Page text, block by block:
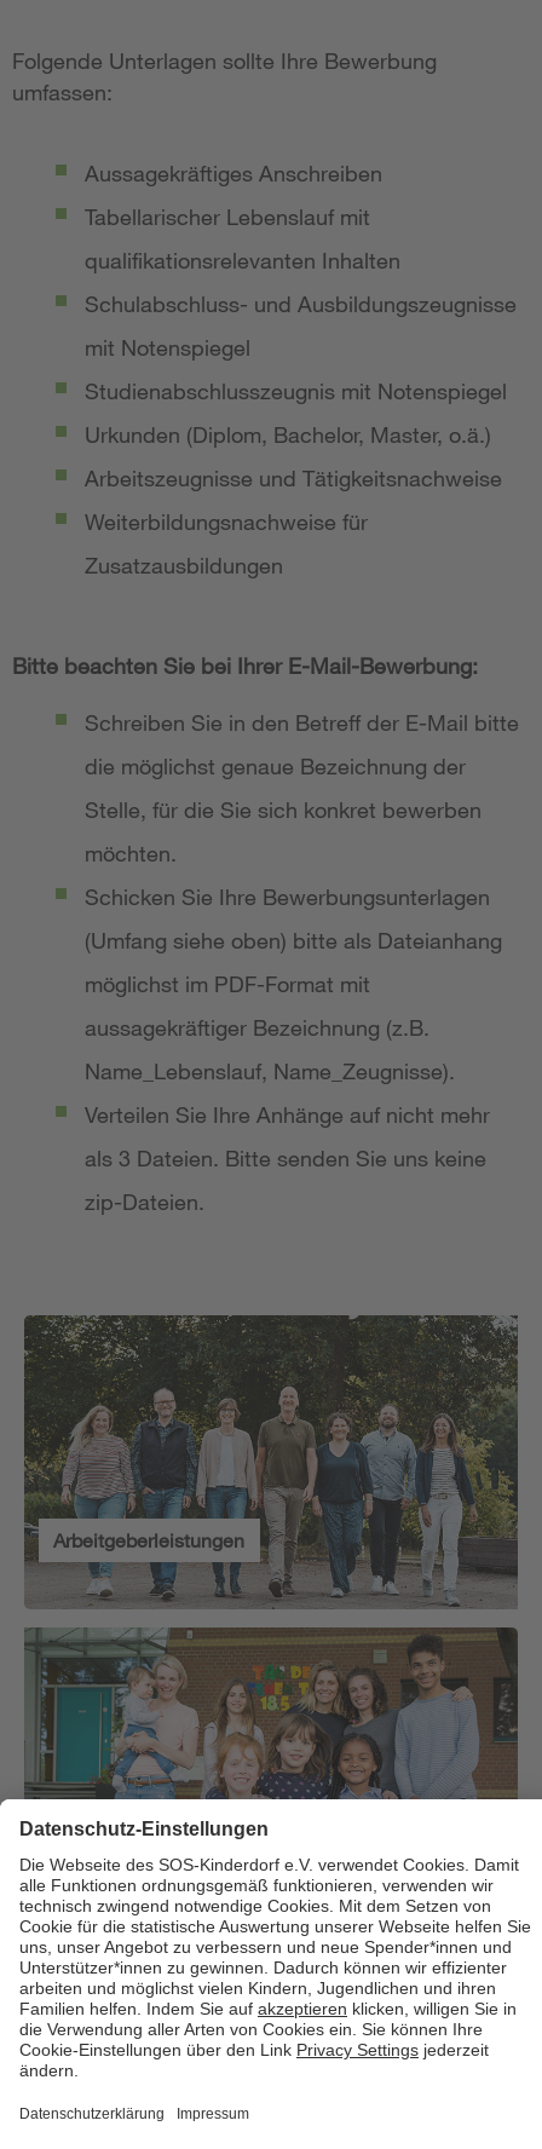
Folgende Unterlagen sollte Ihre Bewerbung
umfassen:
Aussagekräftiges Anschreiben
Tabellarischer Lebenslauf mit
qualifikationsrelevanten Inhalten
Schulabschluss- und Ausbildungszeugnisse
mit Notenspiegel
Studienabschlusszeugnis mit Notenspiegel
Urkunden (Diplom, Bachelor, Master, o.ä.)
Arbeitszeugnisse und Tätigkeitsnachweise
Weiterbildungsnachweise für
Zusatzausbildungen
Bitte beachten Sie bei Ihrer E-Mail-Bewerbung:
Schreiben Sie in den Betreff der E-Mail bitte
die möglichst genaue Bezeichnung der
Stelle, für die Sie sich konkret bewerben
möchten.
Schicken Sie Ihre Bewerbungsunterlagen
(Umfang siehe oben) bitte als Dateianhang
möglichst im PDF-Format mit
aussagekräftiger Bezeichnung (z.B.
Name_Lebenslauf, Name_Zeugnisse).
Verteilen Sie Ihre Anhänge auf nicht mehr
als 3 Dateien. Bitte senden Sie uns keine
zip-Dateien.
Arbeitgeberleistungen